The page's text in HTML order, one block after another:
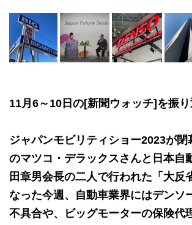
11月6～10日の[新聞ウォッチ]を振り
ジャパンモビリティショー2023が閉
のマツコ・デラックスさんと日本自
田章男会長の二人で行われた「大反
なった今週、自動車業界にはデンソ
不具合や、ビッグモーターの保険代